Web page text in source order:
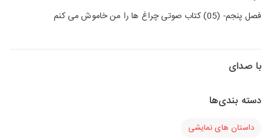
فصل پنجم- (05) کتاب صوتی چراغ ها را من خاموش می کنم
با صدای
دسته بندی‌ها
داستان های نمایشی